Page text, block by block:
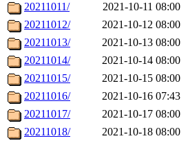
20211011/
2021-10-11 08:00
20211012/
2021-10-12 08:00
20211013/
2021-10-13 08:00
20211014/
2021-10-14 08:00
20211015/
2021-10-15 08:00
20211016/
2021-10-16 07:43
20211017/
2021-10-17 08:00
20211018/
2021-10-18 08:00